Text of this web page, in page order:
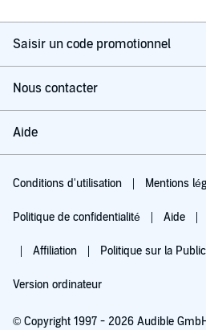
Saisir un code promotionnel
Nous contacter
Aide
Conditions d'utilisation Mentions
Politique de confidentialité Aide
Affiliation Politique sur la
Version ordinateur
© Copyright 1997 - 2026 Audible GmbH